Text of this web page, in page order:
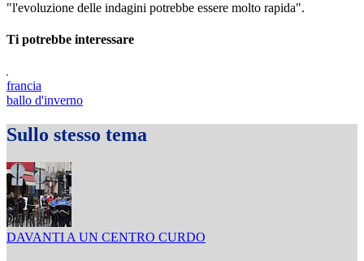
"l'evoluzione delle indagini potrebbe essere molto rapida".
Ti potrebbe interessare
francia
ballo d'inverno
Sullo stesso tema
DAVANTI A UN CENTRO CURDO